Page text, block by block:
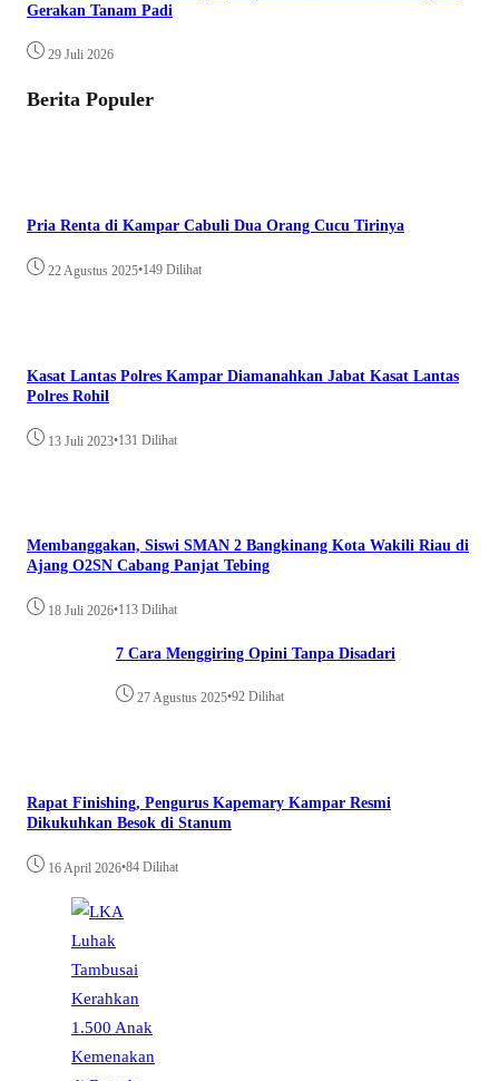
Gerakan Tanam Padi
29 Juli 2026
Berita Populer
Pria Renta di Kampar Cabuli Dua Orang Cucu Tirinya
22 Agustus 2025•149 Dilihat
Kasat Lantas Polres Kampar Diamanahkan Jabat Kasat Lantas
Polres Rohil
13 Juli 2023•131 Dilihat
Membanggakan, Siswi SMAN 2 Bangkinang Kota Wakili Riau di
Ajang O2SN Cabang Panjat Tebing
18 Juli 2026•113 Dilihat
7 Cara Menggiring Opini Tanpa Disadari
27 Agustus 2025•92 Dilihat
Rapat Finishing, Pengurus Kapemary Kampar Resmi
Dikukuhkan Besok di Stanum
16 April 2026•84 Dilihat